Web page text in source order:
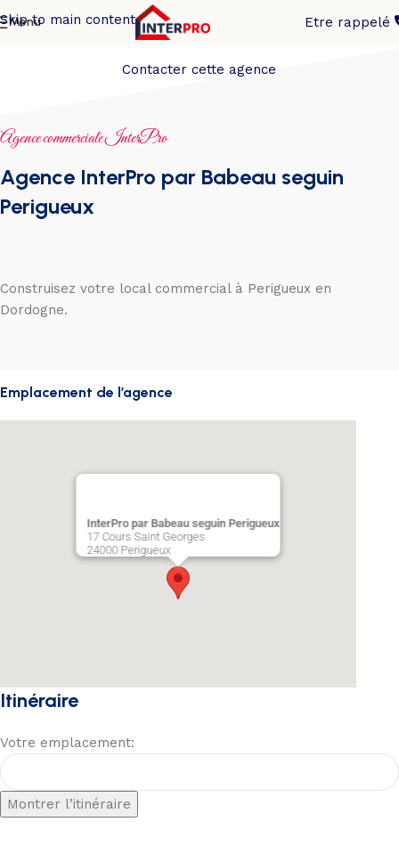
Skip to main content
Menu Etre rappelé
Agence commerciale InterPro
Agence InterPro par Babeau seguin
Perigueux
Construisez votre local commercial à Perigueux en
Dordogne.
Contacter cette agence
Emplacement de l’agence
InterPro par Babeau seguin Perigueux
17 Cours Saint Georges
24000Perigueux
Itinéraire
Votre emplacement: